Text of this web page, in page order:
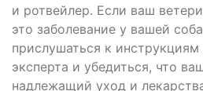
и ротвейлер. Если ваш
это заболевание у вашей
прислушаться к
эксперта и убедиться, что
надлежащий уход и